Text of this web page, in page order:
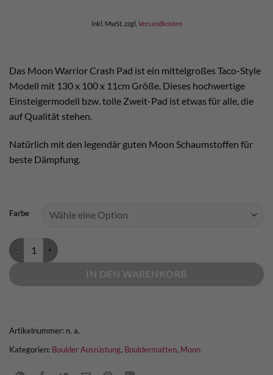
inkl. MwSt. zzgl. Versandkosten
Das Moon Warrior Crash Pad ist ein mittelgroßes Taco-Style
Modell mit 130 x 100 x 11cm Größe. Dieses hochwertige
Einsteigermodell bzw. tolle Zweit-Pad ist etwas für alle, die
auf Qualität stehen.
Natürlich mit den legendär guten Moon Schaumstoffen für
beste Dämpfung.
Farbe
Moon Warrior Crash Pad Menge
IN DEN WARENKORB
Artikelnummer: n. a.
Kategorien: Boulder Ausrüstung, Bouldermatten, Moon